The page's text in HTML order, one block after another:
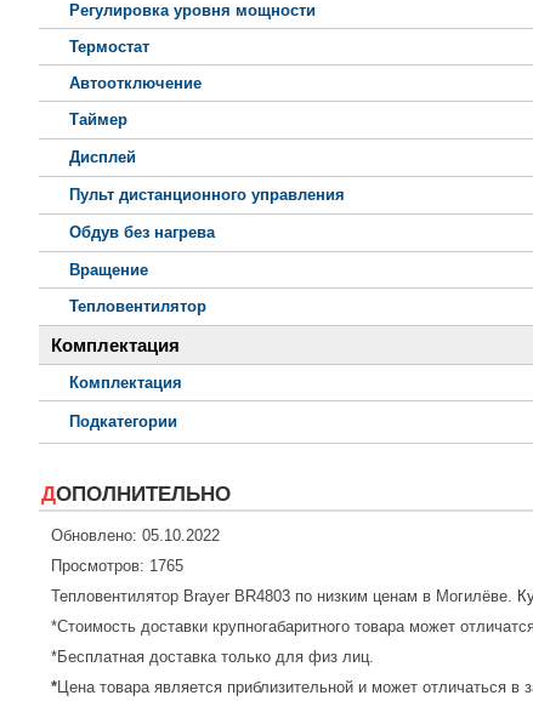
Регулировка уровня мощности
Термостат
Автоотключение
Таймер
Дисплей
Пульт дистанционного управления
Обдув без нагрева
Вращение
Тепловентилятор
Комплектация
Комплектация
Подкатегории
ДОПОЛНИТЕЛЬНО
Обновлено: 05.10.2022
Просмотров: 1765
Тепловентилятор Brayer BR4803 по низким ценам в Могилёве.
*Стоимость доставки крупногабаритного товара может
*Бесплатная доставка только для физ лиц.
*Цена товара является приблизительной и может отличаться в